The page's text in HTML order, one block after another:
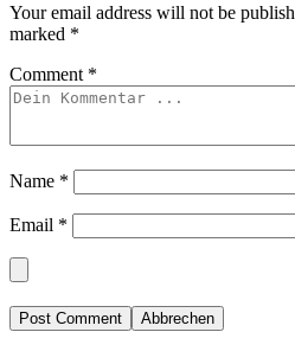
Your email address will not be
marked *
Comment *
Name *
Email *
Abbrechen